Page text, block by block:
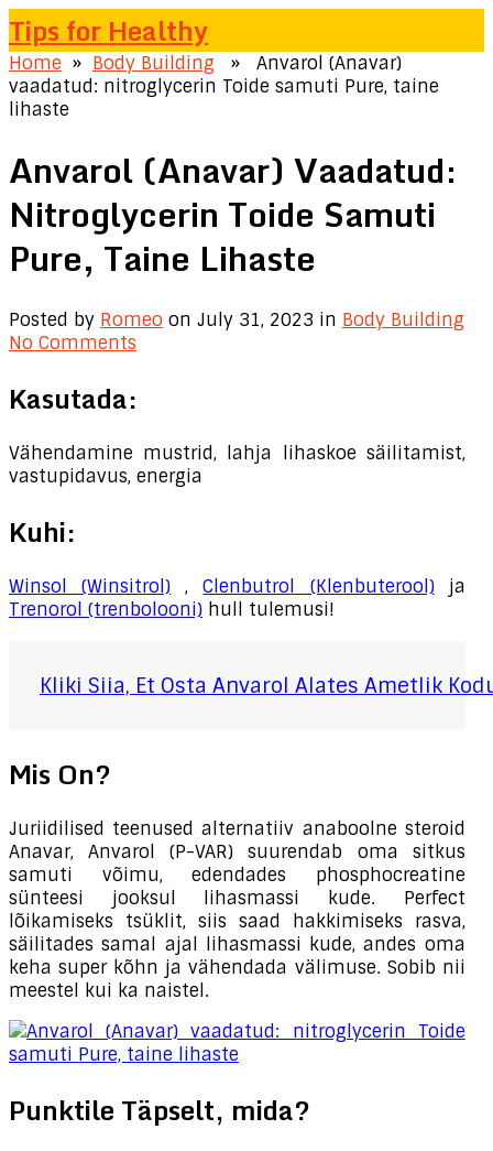
Tips for Healthy
Home » Body Building » Anvarol (Anavar)
vaadatud: nitroglycerin Toide samuti Pure, taine
lihaste
Anvarol (Anavar) Vaadatud:
Nitroglycerin Toide Samuti
Pure, Taine Lihaste
Posted by Romeo on July 31, 2023 in Body Building
No Comments
Kasutada:
Vähendamine mustrid, lahja lihaskoe säilitamist,
vastupidavus, energia
Kuhi:
Winsol (Winsitrol) ,Clenbutrol (Klenbuterool)ja
Trenorol (trenbolooni) hull tulemusi!
Kliki Siia, Et Osta Anvarol Alates Ametlik
Mis On?
Juriidilised teenused alternatiiv anaboolne steroid
Anavar, Anvarol (P-VAR) suurendab oma sitkus
samuti võimu, edendades phosphocreatine
sünteesi jooksul lihasmassi kude. Perfect
lõikamiseks tsüklit, siis saad hakkimiseks rasva,
säilitades samal ajal lihasmassi kude, andes oma
keha super kõhn ja vähendada välimuse. Sobib nii
meestel kui ka naistel.
Punktile Täpselt, mida?